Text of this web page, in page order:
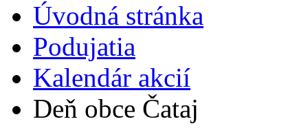
Úvodná stránka
Podujatia
Kalendár akcií
Deň obce Čataj